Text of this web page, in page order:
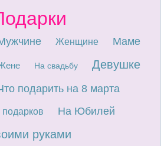
Женщине Маме
На свадьбу
Девушке
подарить на 8 марта
На Юбилей
руками